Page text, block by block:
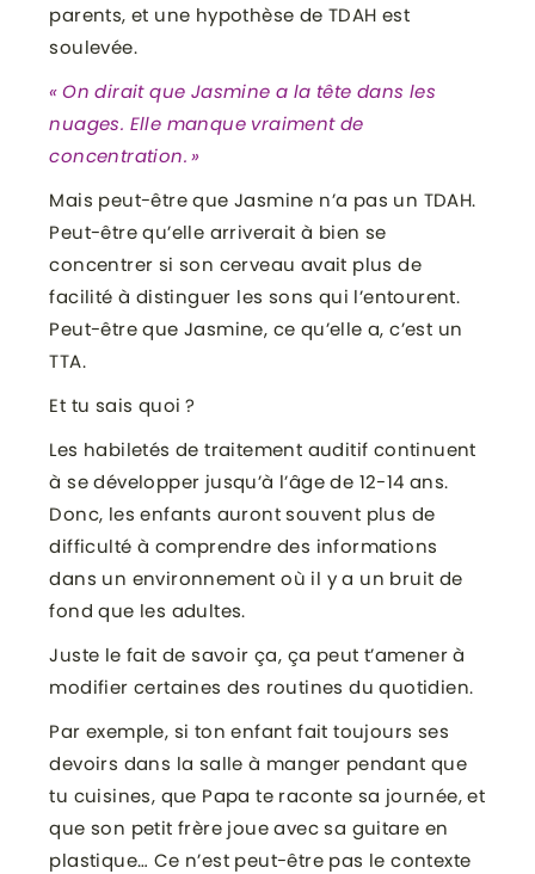
parents, et une hypothèse de TDAH est
soulevée.
« On dirait que Jasmine a la tête dans les
nuages. Elle manque vraiment de
concentration. »
Mais peut-être que Jasmine n’a pas un TDAH.
Peut-être qu’elle arriverait à bien se
concentrer si son cerveau avait plus de
facilité à distinguer les sons qui l’entourent.
Peut-être que Jasmine, ce qu’elle a, c’est un
TTA.
Et tu sais quoi ?
Les habiletés de traitement auditif continuent
à se développer jusqu’à l’âge de 12-14 ans.
Donc, les enfants auront souvent plus de
difficulté à comprendre des informations
dans un environnement où il y a un bruit de
fond que les adultes.
Juste le fait de savoir ça, ça peut t’amener à
modifier certaines des routines du quotidien.
Par exemple, si ton enfant fait toujours ses
devoirs dans la salle à manger pendant que
tu cuisines, que Papa te raconte sa journée, et
que son petit frère joue avec sa guitare en
plastique… Ce n’est peut-être pas le contexte